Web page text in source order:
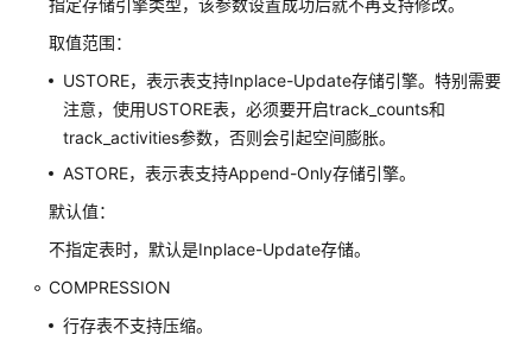
ALTER
TABLE
PARTITION
SUBPARTITION
TABLESPACE
指定存储引擎类型，该参数设置成功后就不再支持修改。
取值范围：
USTORE，表示表支持Inplace-Update存储引擎。特别需要
注意，使用USTORE表，必须要开启track_counts和
track_activities参数，否则会引起空间膨胀。
ASTORE，表示表支持Append-Only存储引擎。
默认值：
不指定表时，默认是Inplace-Update存储。
COMPRESSION
行存表不支持压缩。